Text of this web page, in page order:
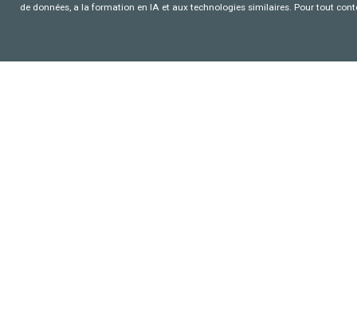
de données, a la formation en IA et aux technologies similaires. Pour tout